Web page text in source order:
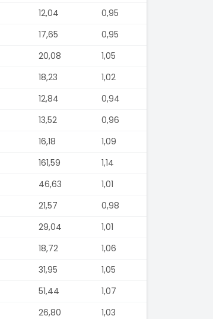
12,04
0,95
17,65
0,95
20,08
1,05
18,23
1,02
12,84
0,94
13,52
0,96
16,18
1,09
161,59
1,14
46,63
1,01
21,57
0,98
29,04
1,01
18,72
1,06
31,95
1,05
51,44
1,07
26,80
1,03